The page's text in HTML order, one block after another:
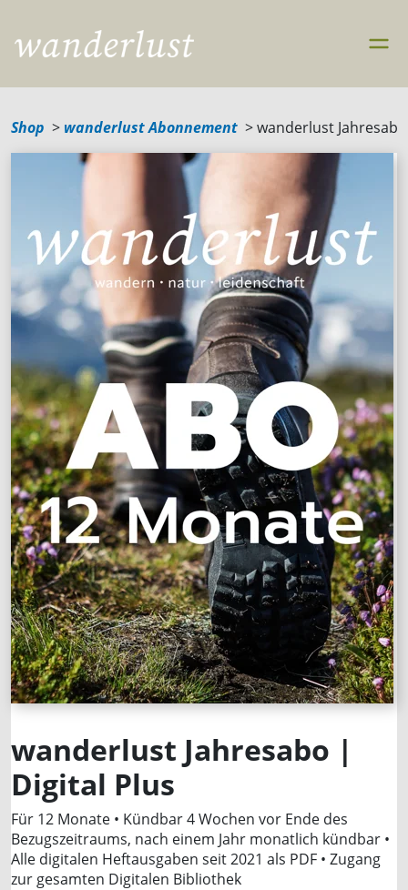
Shop wanderlust Abonnement wanderlust
wanderlust Jahresabo |
Digital Plus
Für 12 Monate • Kündbar 4 Wochen vor Ende des
Bezugszeitraums, nach einem Jahr monatlich kündbar •
Alle digitalen Heftausgaben seit 2021 als PDF • Zugang
zur gesamten Digitalen Bibliothek